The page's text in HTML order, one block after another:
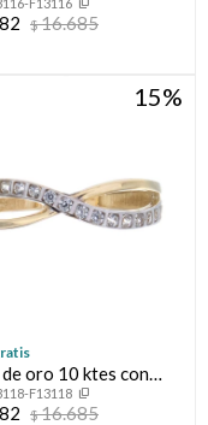
MEDIO SIN FIN.
$16.685
15
oro 10 ktes con
F13118
$16.685